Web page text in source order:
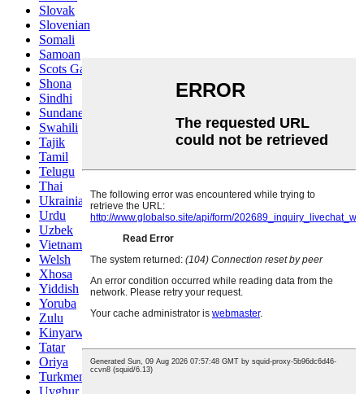
Slovak
Slovenian
Somali
Samoan
Scots Gaelic
Shona
Sindhi
Sundanese
Swahili
Tajik
Tamil
Telugu
Thai
Ukrainian
Urdu
Uzbek
Vietnamese
Welsh
Xhosa
Yiddish
Yoruba
Zulu
Kinyarwanda
Tatar
Oriya
Turkmen
Uyghur